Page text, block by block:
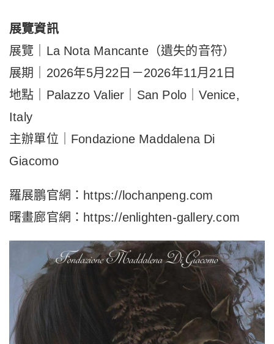
展覽資訊
展覽｜La Nota Mancante（遺失的音符）
展期｜2026年5月22日－2026年11月21日
地點｜Palazzo Valier｜San Polo｜Venice,
Italy
主辦單位｜Fondazione Maddalena Di
Giacomo
羅展鵬官網：https://lochanpeng.com
曙畫廊官網：https://enlighten-gallery.com